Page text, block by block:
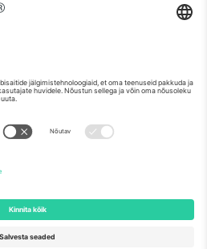
UAE Dubai Silicon Oasis, DDP
Detailide jaoks vaata konkreetse
ja tingimusi.,
kaitstud.